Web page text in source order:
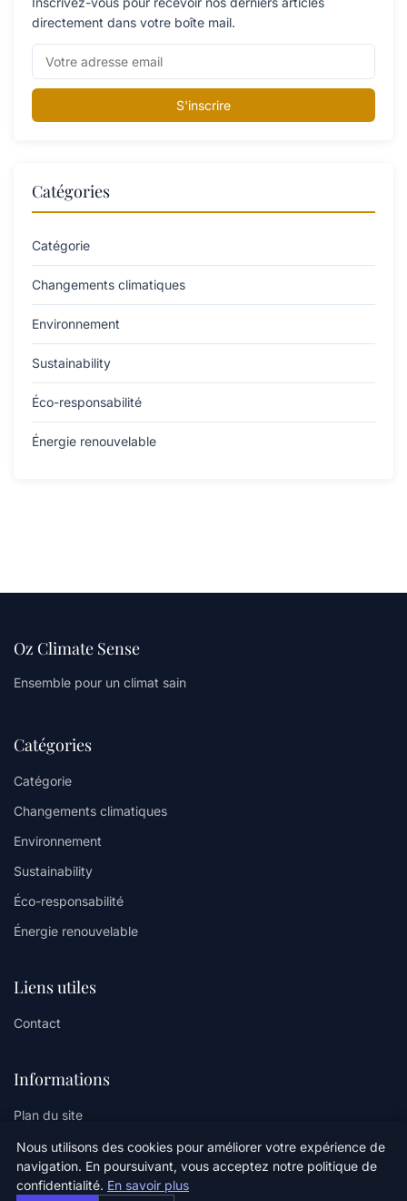
directement dans votre boîte mail.
S'inscrire
Catégories
Catégorie
Changements climatiques
Environnement
Sustainability
Éco-responsabilité
Énergie renouvelable
Oz Climate Sense
Ensemble pour un climat sain
Catégories
Catégorie
Changements climatiques
Environnement
Sustainability
Éco-responsabilité
Énergie renouvelable
Liens utiles
Contact
Informations
Plan du site
Nous utilisons des cookies pour améliorer votre expérience de
navigation. En poursuivant, vous acceptez notre politique de
confidentialité. En savoir plus